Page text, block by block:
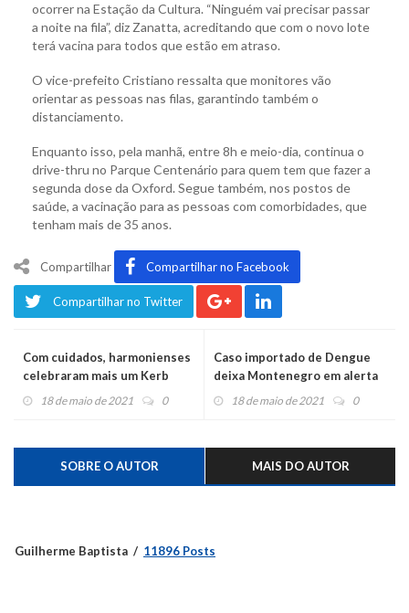
ocorrer na Estação da Cultura. “Ninguém vai precisar passar
a noite na fila”, diz Zanatta, acreditando que com o novo lote
terá vacina para todos que estão em atraso.
O vice-prefeito Cristiano ressalta que monitores vão
orientar as pessoas nas filas, garantindo também o
distanciamento.
Enquanto isso, pela manhã, entre 8h e meio-dia, continua o
drive-thru no Parque Centenário para quem tem que fazer a
segunda dose da Oxford. Segue também, nos postos de
saúde, a vacinação para as pessoas com comorbidades, que
tenham mais de 35 anos.
Compartilhar Compartilhar no Facebook
Compartilhar no Twitter
Com cuidados, harmonienses
celebraram mais um Kerb
18 de maio de 2021 0
Caso importado de Dengue
deixa Montenegro em alerta
18 de maio de 2021 0
SOBRE O AUTOR MAIS DO AUTOR
Guilherme Baptista 11896 Posts